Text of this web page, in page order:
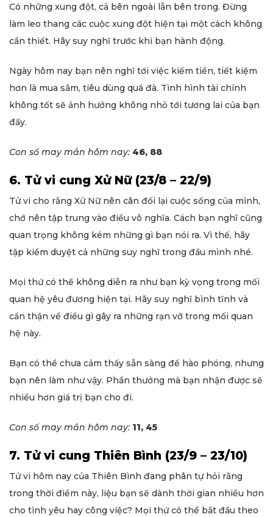
Có những xung đột, cả bên ngoài lẫn bên trong. Đừng
làm leo thang các cuộc xung đột hiện tại một cách không
cần thiết. Hãy suy nghĩ trước khi bạn hành động.
Ngày hôm nay bạn nên nghĩ tới việc kiếm tiền, tiết kiệm
hơn là mua sắm, tiêu dùng quá đà. Tình hình tài chính
không tốt sẽ ảnh hưởng không nhỏ tới tương lai của bạn
đấy.
Con số may mắn hôm nay: 46, 88
6. Tử vi cung Xử Nữ (23/8 – 22/9)
Tử vi cho rằng Xử Nữ nên cân đối lại cuộc sống của mình,
chớ nên tập trung vào điều vô nghĩa. Cách bạn nghĩ cũng
quan trọng không kém những gì bạn nói ra. Vì thế, hãy
tập kiểm duyệt cả những suy nghĩ trong đầu mình nhé.
Mọi thứ có thể không diễn ra như bạn kỳ vọng trong mối
quan hệ yêu đương hiện tại. Hãy suy nghĩ bình tĩnh và
cẩn thận về điều gì gây ra những rạn vỡ trong mối quan
hệ này.
Bạn có thể chưa cảm thấy sẵn sàng để hào phóng, nhưng
bạn nên làm như vậy. Phần thưởng mà bạn nhận được sẽ
nhiều hơn giá trị bạn cho đi.
Con số may mắn hôm nay: 11, 45
7. Tử vi cung Thiên Bình (23/9 – 23/10)
Tử vi hôm nay của Thiên Bình đang phân tự hỏi rằng
trong thời điểm này, liệu bạn sẽ dành thời gian nhiều hơn
cho tình yêu hay công việc? Mọi thứ có thể bắt đầu theo